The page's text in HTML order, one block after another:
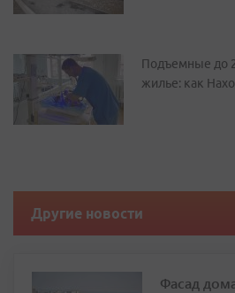
Подъемные до
жилье: как
Другие новости
Фасад